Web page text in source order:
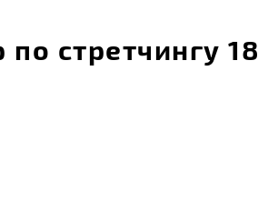
стретчингу 18